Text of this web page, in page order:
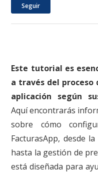
Seguir
Este tutorial es
a través del proceso
aplicación según
Aquí encontrarás
sobre cómo
FacturasApp, desde
hasta la gestión de
está diseñada para